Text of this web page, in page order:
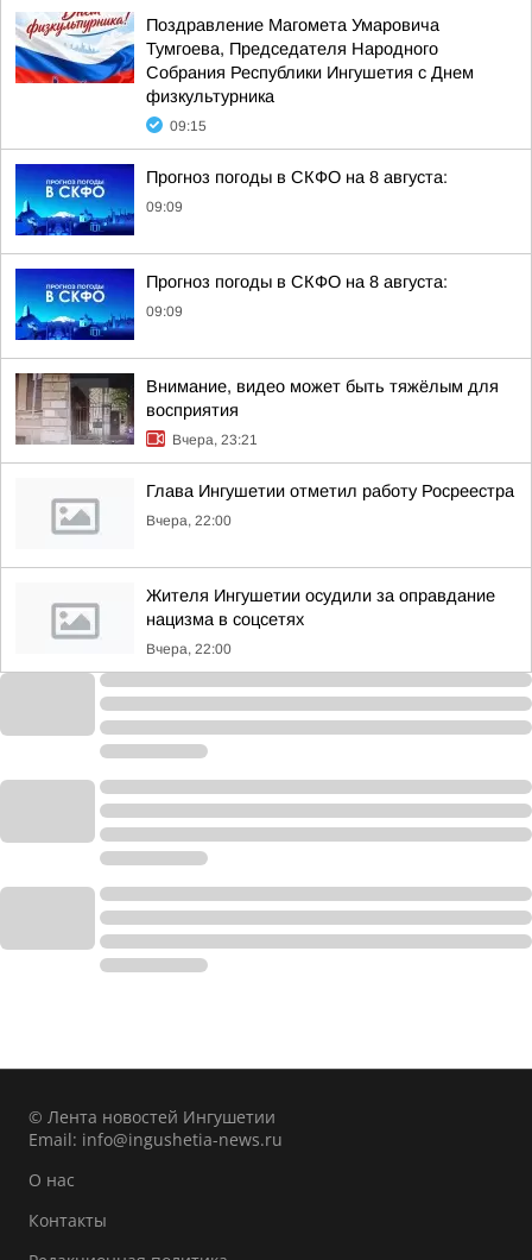
Поздравление Магомета Умаровича
Тумгоева, Председателя Народного
Собрания Республики Ингушетия с Днем
физкультурника
09:15
Прогноз погоды в СКФО на 8 августа:
09:09
Прогноз погоды в СКФО на 8 августа:
09:09
Внимание, видео может быть тяжёлым для
восприятия
Вчера, 23:21
Глава Ингушетии отметил работу Росреестра
Вчера, 22:00
Жителя Ингушетии осудили за оправдание
нацизма в соцсетях
Вчера, 22:00
© Лента новостей Ингушетии
Email: info@ingushetia-news.ru
О нас
Контакты